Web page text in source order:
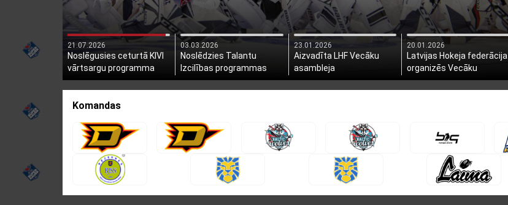
21.07.2026
Noslēgusies ceturtā KIVI
vārtsargu programma
03.03.2026
Noslēdzies Talantu
Izcilības programmas
otrais posms
23.01.2026
Aizvadīta LHF Vecāku
asambleja
20.01.2026
Latvijas Hokeja federācija
organizēs Vecāku
asambleju
Komandas